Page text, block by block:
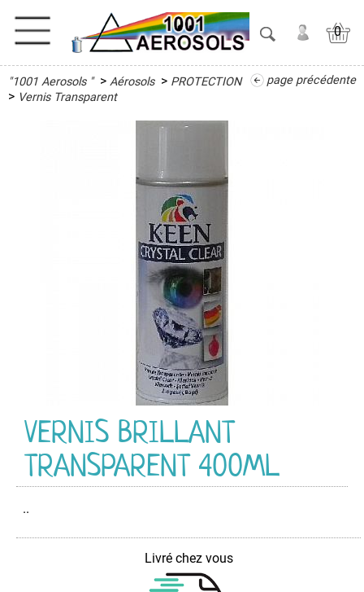
0
"1001 Aerosols " page précédente
> Aérosols> PROTECTION
> Vernis Transparent
VERNIS BRILLANT
TRANSPARENT 400ML
..
Livré chez vous
ACTIVITES
Antibactéricide
Convertisseur
de
Rouille
Film